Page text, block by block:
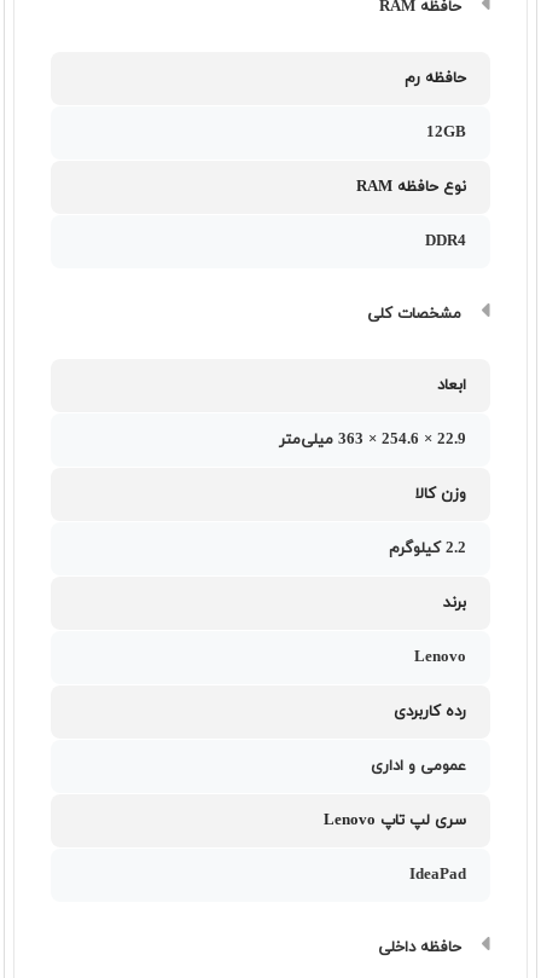
حافظه RAM
حافظه رم
12GB
نوع حافظه RAM
DDR4
مشخصات کلی
ابعاد
22.9 × 254.6 × 363 میلی‌متر
وزن کالا
2.2 کیلوگرم
برند
Lenovo
رده کاربردی
عمومی و اداری
سری لپ تاپ Lenovo
IdeaPad
حافظه داخلی